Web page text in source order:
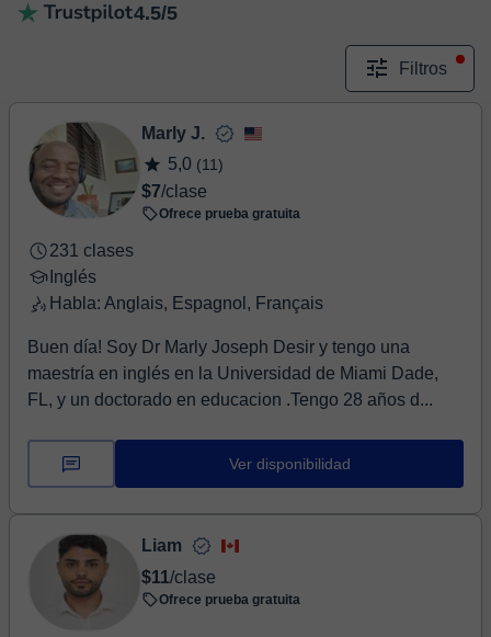
4.5/5
Filtros
Marly J.
5,0 (11)
$7/clase
Ofrece prueba gratuita
231 clases
Inglés
Habla: Anglais, Espagnol, Français
Buen día! Soy Dr Marly Joseph Desir y tengo una
maestría en inglés en la Universidad de Miami Dade,
FL, y un doctorado en educacion .Tengo 28 años d...
Ver disponibilidad
Liam
$11/clase
Ofrece prueba gratuita